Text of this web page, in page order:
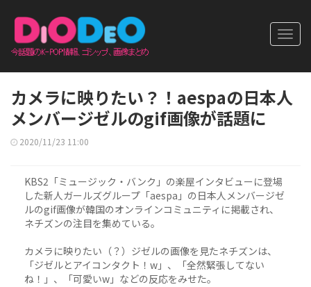
カメラに映りたい？！aespaの日本人
メンバージゼルのgif画像が話題に
2020/11/23 11:00
KBS2「ミュージック・バンク」の楽屋インタビューに登場
した新人ガールズグループ「aespa」の日本人メンバージゼ
ルのgif画像が韓国のオンラインコミュニティに掲載され、
ネチズンの注目を集めている。
カメラに映りたい（？）ジゼルの画像を見たネチズンは、
「ジゼルとアイコンタクト！w」、「全然緊張してない
ね！」、「可愛いw」などの反応をみせた。